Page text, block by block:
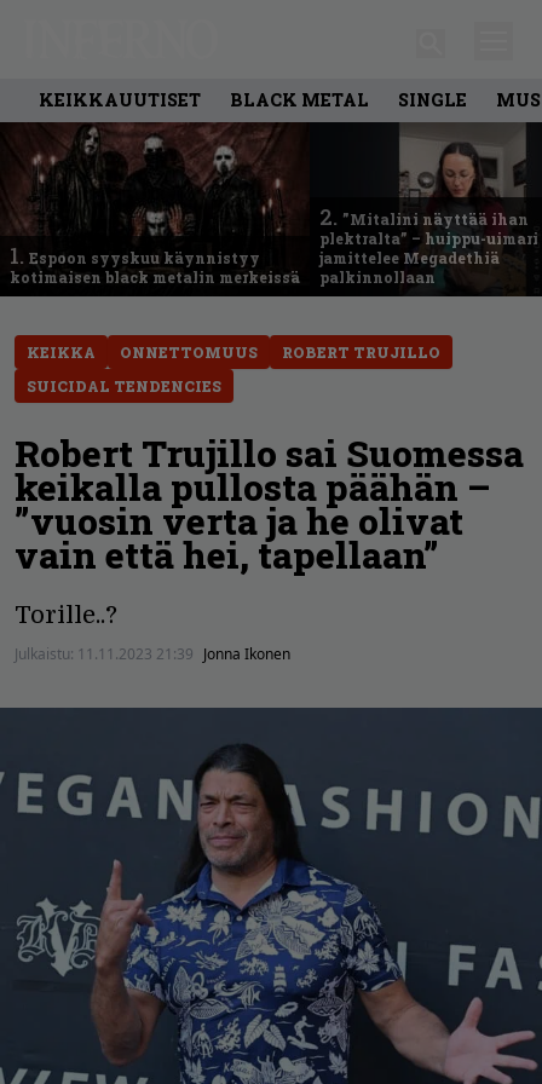
KEIKKAUUTISET BLACK METAL SINGLE
1. Espoon syyskuu käynnistyy
kotimaisen black metalin merkeissä
2. ”Mitalini näyttää ihan
plektralta” – huippu-uimari
jamittelee Megadethiä
palkinnollaan
KEIKKA ONNETTOMUUS
ROBERT TRUJILLO
SUICIDAL TENDENCIES
Robert Trujillo sai Suomessa
keikalla pullosta päähän –
”vuosin verta ja he olivat
vain että hei, tapellaan”
Torille..?
Julkaistu: 11.11.2023 21:39 Jonna Ikonen